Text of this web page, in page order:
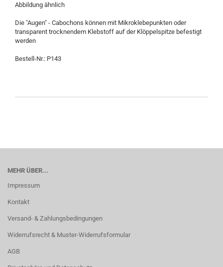
Abbildung ähnlich
Die "Augen" - Cabochons können mit Mikroklebepunkten oder
transparent trocknendem Klebstoff auf der Klöppelspitze befestigt
werden
Bestell-Nr.: P143
MEHR ÜBER...
Impressum
Kontakt
Versand- & Zahlungsbedingungen
Widerrufsrecht & Muster-Widerrufsformular
AGB